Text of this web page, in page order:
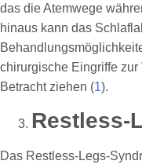
das die Atemwege
hinaus kann das
chirurgische Eingriffe
Betracht ziehen (1).
Restless-
Das Restless-Legs-